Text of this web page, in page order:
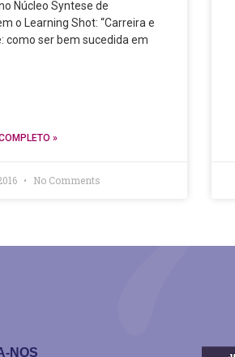
Núcleo Syntese de
o Learning Shot: “Carreira e
como ser bem sucedida em
»
No Comments
NOS